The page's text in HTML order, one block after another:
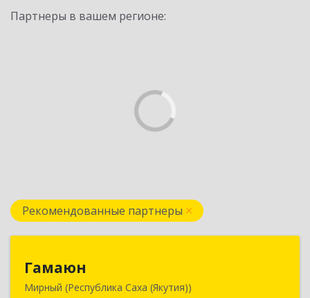
Партнеры в вашем регионе:
Рекомендованные партнеры
Гамаюн
Мирный (Республика Саха (Якутия))
678170, Саха /Якутия/ Респ, Мирнинский у,